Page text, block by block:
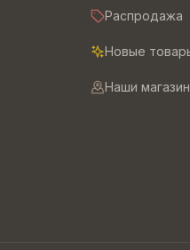
Распродажа
Новые
Наши